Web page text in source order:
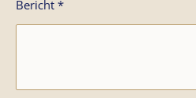
Bericht *